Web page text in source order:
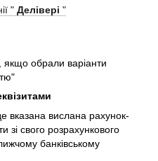
" Делівері "
якщо обрали варіанти
вказана вислана рахунок-
зі свого розрахункового
банківському